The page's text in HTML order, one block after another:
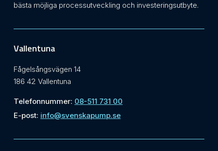
bästa möjliga processutveckling och investeringsutbyte.
Vallentuna
Fågelsångsvägen 14
186 42 Vallentuna
Telefonnummer: 08-511 731 00
E-post: info@svenskapump.se